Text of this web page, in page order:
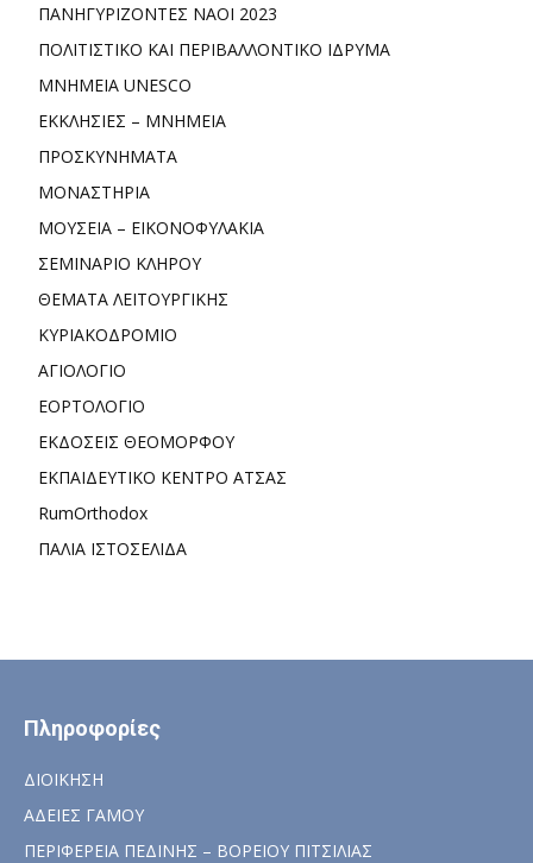
ΠΑΝΗΓΥΡΙΖΟΝΤΕΣ ΝΑΟΙ 2023
ΠΟΛΙΤΙΣΤΙΚΟ ΚΑΙ ΠΕΡΙΒΑΛΛΟΝΤΙΚΟ ΙΔΡΥΜΑ
ΜΝΗΜΕΙΑ UNESCO
ΕΚΚΛΗΣΙΕΣ – ΜΝΗΜΕΙΑ
ΠΡΟΣΚΥΝΗΜΑΤΑ
ΜΟΝΑΣΤΗΡΙΑ
ΜΟΥΣΕΙΑ – ΕΙΚΟΝΟΦΥΛΑΚΙΑ
ΣΕΜΙΝΑΡΙΟ ΚΛΗΡΟΥ
ΘΕΜΑΤΑ ΛΕΙΤΟΥΡΓΙΚΗΣ
ΚΥΡΙΑΚΟΔΡΟΜΙΟ
ΑΓΙΟΛΟΓΙΟ
ΕΟΡΤΟΛΟΓΙΟ
ΕΚΔΟΣΕΙΣ ΘΕΟΜΟΡΦΟΥ
ΕΚΠΑΙΔΕΥΤΙΚΟ ΚΕΝΤΡΟ ΑΤΣΑΣ
RumOrthodox
ΠΑΛΙΑ ΙΣΤΟΣΕΛΙΔΑ
Πληροφορίες
ΔΙΟΙΚΗΣΗ
ΑΔΕΙΕΣ ΓΑΜΟΥ
ΠΕΡΙΦΕΡΕΙΑ ΠΕΔΙΝΗΣ – ΒΟΡΕΙΟΥ ΠΙΤΣΙΛΙΑΣ